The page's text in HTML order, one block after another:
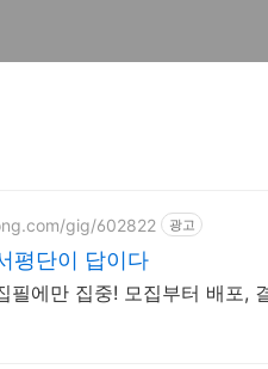
gig/602822 광고
평단이 답이다
필에만 집중! 모집부터 배포,